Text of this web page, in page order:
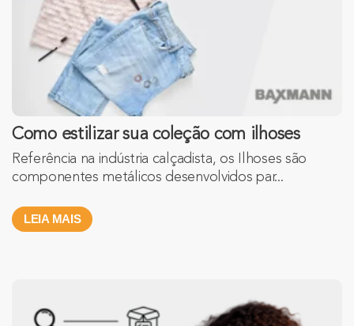
Como estilizar sua coleção com ilhoses
Referência na indústria calçadista, os Ilhoses são
componentes metálicos desenvolvidos par...
LEIA MAIS